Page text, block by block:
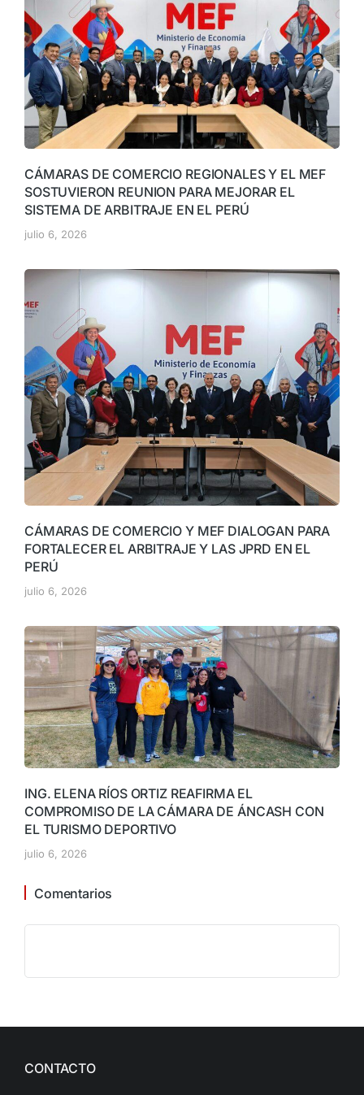
CÁMARAS DE COMERCIO REGIONALES Y EL MEF
SOSTUVIERON REUNION PARA MEJORAR EL
SISTEMA DE ARBITRAJE EN EL PERÚ
julio 6, 2026
CÁMARAS DE COMERCIO Y MEF DIALOGAN PARA
FORTALECER EL ARBITRAJE Y LAS JPRD EN EL
PERÚ
julio 6, 2026
ING. ELENA RÍOS ORTIZ REAFIRMA EL
COMPROMISO DE LA CÁMARA DE ÁNCASH CON
EL TURISMO DEPORTIVO
julio 6, 2026
Comentarios
CONTACTO